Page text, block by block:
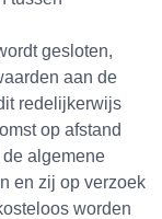
gesloten,
aan de
redelijkerwijs
op afstand
algemene
en zij op verzoek
worden